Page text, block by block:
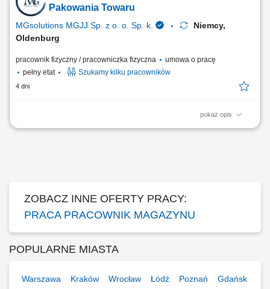
dziale owoców i warzyw (od poniedziałku do niedzieli, sobota wolna + 1
dzień w tygodniu,...
Pakowania Towaru
MGsolutions MGJJ Sp. z o. o. Sp. k.
Niemcy,
Oldenburg
pracownik fizyczny / pracowniczka fizyczna
umowa o pracę
pełny etat
Szukamy kilku pracowników
4 dni
pokaż opis
Opis stanowiska Proste prace manualne polegające na sortowaniu,
ZOBACZ INNE OFERTY PRACY:
PRACA PRACOWNIK MAGAZYNU
POPULARNE MIASTA
Warszawa Kraków Wrocław Łódź Poznań Gdańsk